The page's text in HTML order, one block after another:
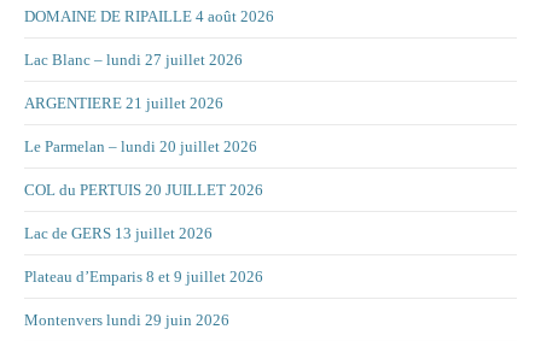
DOMAINE DE RIPAILLE 4 août 2026
Lac Blanc – lundi 27 juillet 2026
ARGENTIERE 21 juillet 2026
Le Parmelan – lundi 20 juillet 2026
COL du PERTUIS 20 JUILLET 2026
Lac de GERS 13 juillet 2026
Plateau d’Emparis 8 et 9 juillet 2026
Montenvers lundi 29 juin 2026